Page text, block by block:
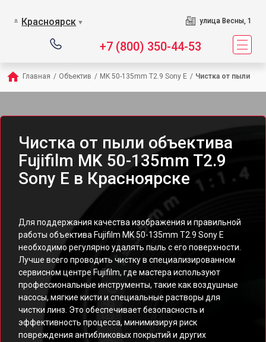
Красноярск ▼ улица Весны, 1
+7 (800) 350-44-53
Главная / Объектив / MK 50-135mm T2.9 Sony E / Чистка от пыли
Чистка от пыли объектива
Fujifilm MK 50-135mm T2.9
Sony E в Красноярске
Для поддержания качества изображения и правильной
работы объектива Fujifilm MK 50-135mm T2.9 Sony E
необходимо регулярно удалять пыль с его поверхности.
Лучше всего проводить чистку в специализированном
сервисном центре Fujifilm, где мастера используют
профессиональные инструменты, такие как воздушные
насосы, мягкие кисти и специальные растворы для
чистки линз. Это обеспечивает безопасность и
эффективность процесса, минимизируя риск
повреждения антибликовых покрытий и других